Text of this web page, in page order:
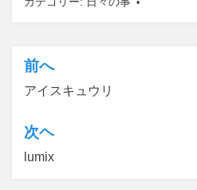
投
稿
ナ
ビ
前へ
アイスキュウリ
次ヘ
lumix